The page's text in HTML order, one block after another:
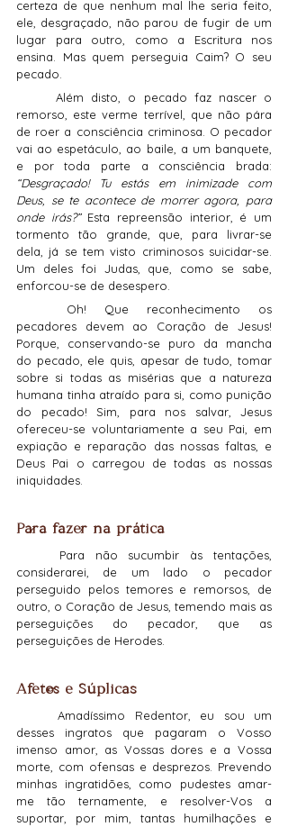
certeza de que nenhum mal lhe seria feito,
ele, desgraçado, não parou de fugir de um
lugar para outro, como a Escritura nos
ensina. Mas quem perseguia Caim? O seu
pecado.
	Além disto, o pecado faz nascer o
remorso, este verme terrível, que não pára
de roer a consciência criminosa. O pecador
vai ao espetáculo, ao baile, a um banquete,
“Desgraçado! Tu estás em inimizade com
Deus, se te acontece de morrer agora, para
onde irás?” Esta repreensão interior, é um
tormento tão grande, que, para livrar-se
dela, já se tem visto criminosos suicidar-se.
Um deles foi Judas, que, como se sabe,
enforcou-se de desespero.
pecadores devem ao Coração de Jesus!
Porque, conservando-se puro da mancha
do pecado, ele quis, apesar de tudo, tomar
sobre si todas as misérias que a natureza
humana tinha atraído para si, como punição
do pecado! Sim, para nos salvar, Jesus
ofereceu-se voluntariamente a seu Pai, em
expiação e reparação das nossas faltas, e
Deus Pai o carregou de todas as nossas
iniquidades.
Para fazer na prática
considerarei, de um lado o pecador
perseguido pelos temores e remorsos, de
outro, o Coração de Jesus, temendo mais as
perseguições do pecador, que as
perseguições de Herodes.
Afetos e Súplicas
	Amadíssimo Redentor, eu sou um
desses ingratos que pagaram o Vosso
imenso amor, as Vossas dores e a Vossa
morte, com ofensas e desprezos. Prevendo
minhas ingratidões, como pudestes amar-
me tão ternamente, e resolver-Vos a
suportar, por mim, tantas humilhações e